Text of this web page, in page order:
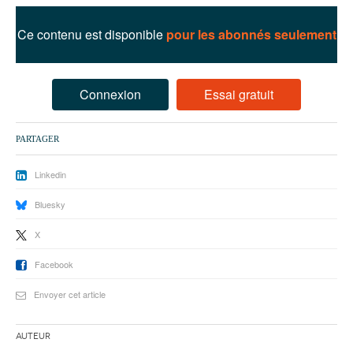
93
94
Ce contenu est disponible pour les abonnés seulement
Connexion Essai gratuit
PARTAGER
Linkedin
Bluesky
X
Facebook
Envoyer cet article
Auteur